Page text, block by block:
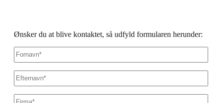
Ønsker du at blive kontaktet, så udfyld formularen herunder:
Fornavn*
Efternavn*
Firmanavn